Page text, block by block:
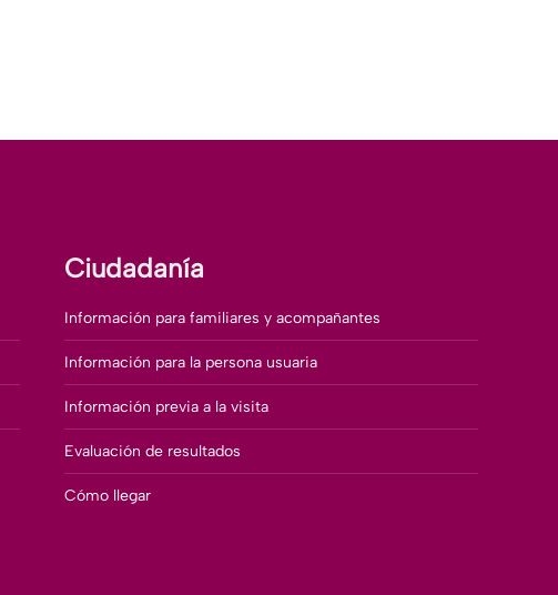
Ciudadanía
Información para familiares y acompañantes
Información para la persona usuaria
Información previa a la visita
Evaluación de resultados
Cómo llegar